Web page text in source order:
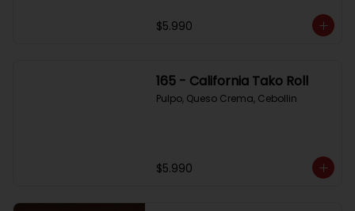
$5.990
165 - California Tako Roll
Pulpo, Queso Crema, Cebollin
$5.990